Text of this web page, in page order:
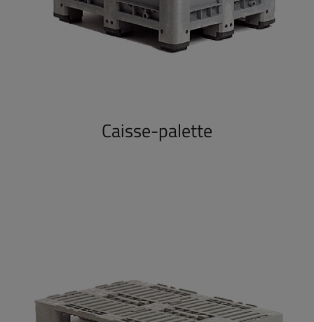
Caisse-palette